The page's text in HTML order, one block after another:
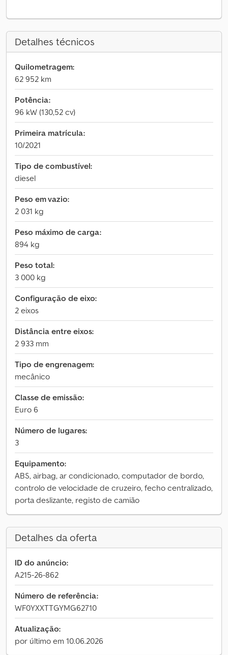
Detalhes técnicos
Quilometragem:
62 952 km
Potência:
96 kW (130,52 cv)
Primeira matrícula:
10/2021
Tipo de combustível:
diesel
Peso em vazio:
2 031 kg
Peso máximo de carga:
894 kg
Peso total:
3 000 kg
Configuração de eixo:
2 eixos
Distância entre eixos:
2 933 mm
Tipo de engrenagem:
mecânico
Classe de emissão:
Euro 6
Número de lugares:
3
Equipamento:
ABS, airbag, ar condicionado, computador de bordo,
controlo de velocidade de cruzeiro, fecho centralizado,
porta deslizante, registo de camião
Detalhes da oferta
ID do anúncio:
A215-26-862
Número de referência:
WF0YXXTTGYMG62710
Atualização:
por último em 10.06.2026